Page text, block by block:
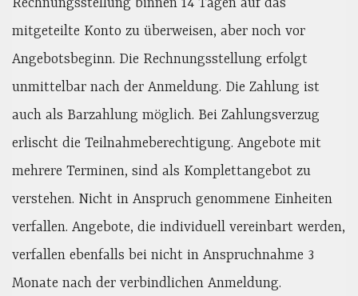
Rechnungsstellung binnen 14 Tagen auf das
mitgeteilte Konto zu überweisen, aber noch vor
Angebotsbeginn. Die Rechnungsstellung erfolgt
unmittelbar nach der Anmeldung. Die Zahlung ist
auch als Barzahlung möglich. Bei Zahlungsverzug
erlischt die Teilnahmeberechtigung. Angebote mit
mehrere Terminen, sind als Komplettangebot zu
verstehen. Nicht in Anspruch genommene Einheiten
verfallen. Angebote, die individuell vereinbart werden,
verfallen ebenfalls bei nicht in Anspruchnahme 3
Monate nach der verbindlichen Anmeldung.